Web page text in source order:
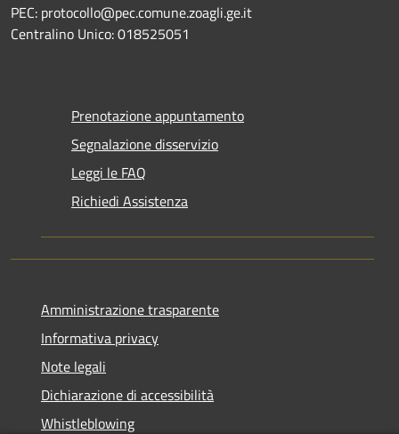
PEC: protocollo@pec.comune.zoagli.ge.it
Centralino Unico: 018525051
Prenotazione appuntamento
Segnalazione disservizio
Leggi le FAQ
Richiedi Assistenza
Amministrazione trasparente
Informativa privacy
Note legali
Dichiarazione di accessibilità
Whistleblowing